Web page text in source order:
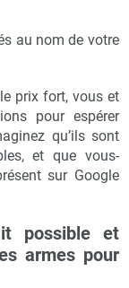
au nom de votre
prix fort, vous et
pour espérer
qu’ils sont
et que vous-
sur Google
possible et
armes pour